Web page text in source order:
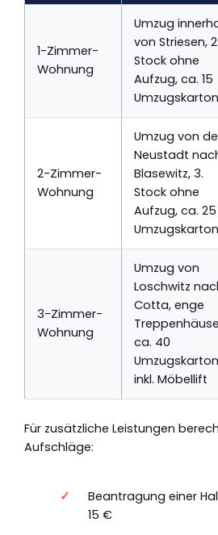
1-Zimmer-
Wohnung
Umzug
von Striesen, 2.
Stock ohne
Aufzug, ca. 15
2-Zimmer-
Wohnung
Umzug von
Neustadt
Blasewitz, 3.
Stock ohne
Aufzug, ca. 25
3-Zimmer-
Wohnung
Umzug von
Loschwitz
Cotta, enge
ca. 40
inkl. Möbellift
Für zusätzliche Leistungen
Aufschläge:
Beantragung einer
15 €